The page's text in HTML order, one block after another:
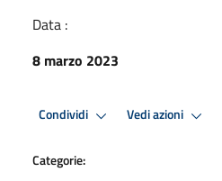
Data :
8 marzo 2023
Condividi Vedi azioni
Categorie: